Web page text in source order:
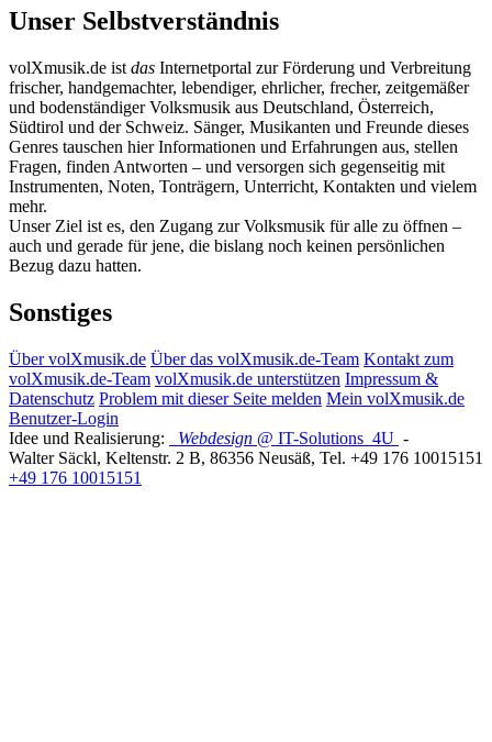
Unser Selbstverständnis
volXmusik.de ist das Internetportal zur Förderung und Verbreitung
frischer, handgemachter, lebendiger, ehrlicher, frecher, zeitgemäßer
und bodenständiger Volksmusik aus Deutschland, Österreich,
Südtirol und der Schweiz. Sänger, Musikanten und Freunde dieses
Genres tauschen hier Informationen und Erfahrungen aus, stellen
Fragen, finden Antworten – und versorgen sich gegenseitig mit
Instrumenten, Noten, Tonträgern, Unterricht, Kontakten und vielem
mehr.
Unser Ziel ist es, den Zugang zur Volksmusik für alle zu öffnen –
auch und gerade für jene, die bislang noch keinen persönlichen
Bezug dazu hatten.
Sonstiges
Über volXmusik.de Über das volXmusik.de-Team Kontakt zum
volXmusik.de-Team volXmusik.de unterstützen Impressum &
Datenschutz Problem mit dieser Seite melden Mein volXmusik.de
Benutzer-Login
Idee und Realisierung:
Webdesign @ IT-Solutions 4U -
Walter Säckl, Keltenstr. 2 B, 86356 Neusäß, Tel. +49 176 10015151
+49 176 10015151